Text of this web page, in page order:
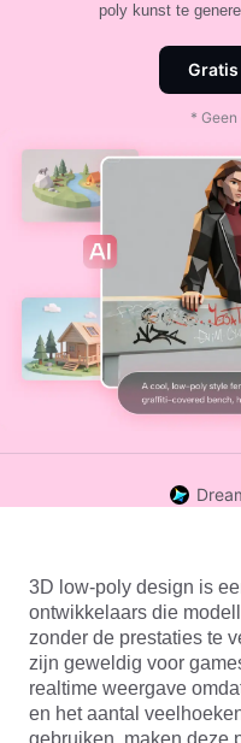
poly kunst te
Gratis
*
3D low-poly design is
ontwikkelaars die
zonder de prestaties te
zijn geweldig voor
realtime weergave
en het aantal
gebruiken, maken deze